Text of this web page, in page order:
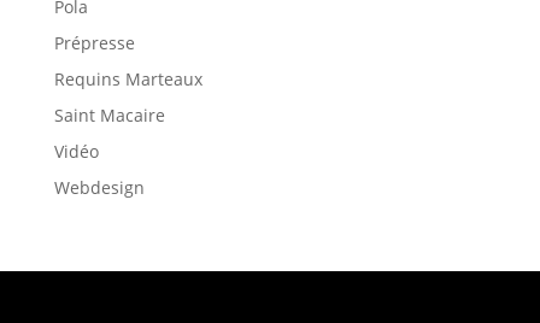
Pola
Prépresse
Requins Marteaux
Saint Macaire
Vidéo
Webdesign